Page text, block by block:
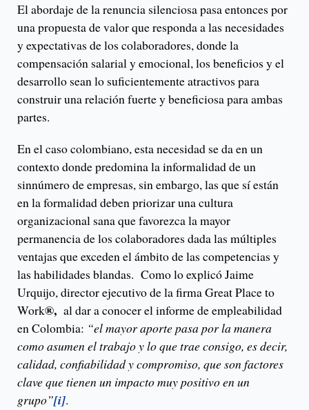
El abordaje de la renuncia silenciosa pasa entonces por
una propuesta de valor que responda a las necesidades
y expectativas de los colaboradores, donde la
compensación salarial y emocional, los beneficios y el
desarrollo sean lo suficientemente atractivos para
construir una relación fuerte y beneficiosa para ambas
partes.
En el caso colombiano, esta necesidad se da en un
contexto donde predomina la informalidad de un
sinnúmero de empresas, sin embargo, las que sí están
en la formalidad deben priorizar una cultura
organizacional sana que favorezca la mayor
permanencia de los colaboradores dada las múltiples
ventajas que exceden el ámbito de las competencias y
las habilidades blandas. Como lo explicó Jaime
Urquijo, director ejecutivo de la firma Great Place to
Work®, al dar a conocer el informe de empleabilidad
en Colombia: “el mayor aporte pasa por la manera
como asumen el trabajo y lo que trae consigo, es decir,
calidad, confiabilidad y compromiso, que son factores
clave que tienen un impacto muy positivo en un
grupo”[i].